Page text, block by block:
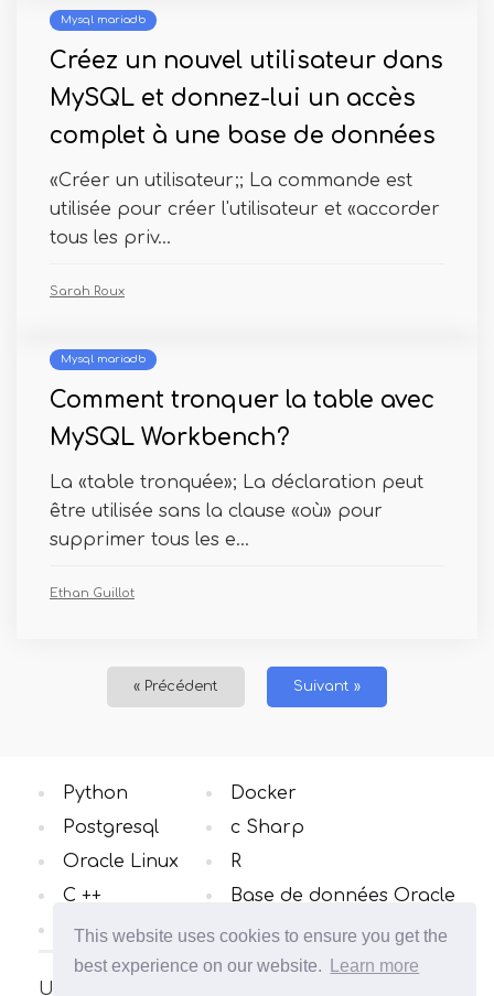
This website uses cookies to ensure you get the
best experience on our website.
Learn more
Mysql mariadb
Créez un nouvel utilisateur dans
MySQL et donnez-lui un accès
complet à une base de données
«Créer un utilisateur;; La commande est
utilisée pour créer l'utilisateur et «accorder
tous les priv...
Sarah Roux
Mysql mariadb
Comment tronquer la table avec
MySQL Workbench?
La «table tronquée»; La déclaration peut
être utilisée sans la clause «où» pour
supprimer tous les e...
Ethan Guillot
« Précédent Suivant »
Un site sur le système d'exploitation Linux.
Python
Postgresql
Oracle Linux
C ++
Windows OS
Docker
c Sharp
R
Base de données Oracle
Toutes catégories